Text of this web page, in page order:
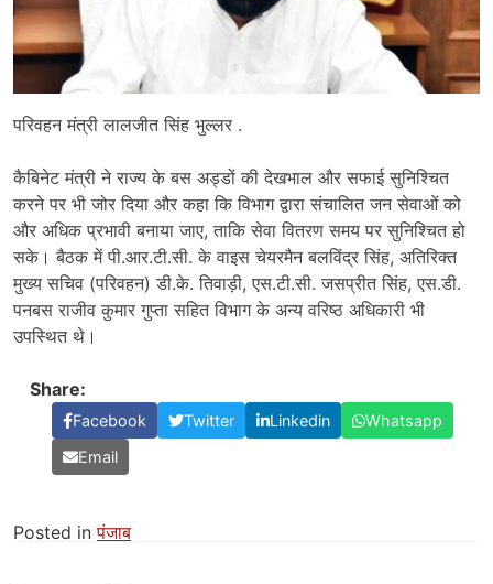
परिवहन मंत्री लालजीत सिंह भुल्लर .
कैबिनेट मंत्री ने राज्य के बस अड्डों की देखभाल और सफाई सुनिश्चित
करने पर भी जोर दिया और कहा कि विभाग द्वारा संचालित जन सेवाओं को
और अधिक प्रभावी बनाया जाए, ताकि सेवा वितरण समय पर सुनिश्चित हो
सके। बैठक में पी.आर.टी.सी. के वाइस चेयरमैन बलविंद्र सिंह, अतिरिक्त
मुख्य सचिव (परिवहन) डी.के. तिवाड़ी, एस.टी.सी. जसप्रीत सिंह, एस.डी.
पनबस राजीव कुमार गुप्ता सहित विभाग के अन्य वरिष्ठ अधिकारी भी
उपस्थित थे।
Share:
Facebook Twitter Linkedin
Whatsapp
Email
Posted inपंजाब